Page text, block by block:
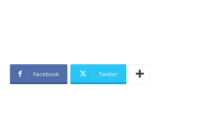
Facebook Twitter